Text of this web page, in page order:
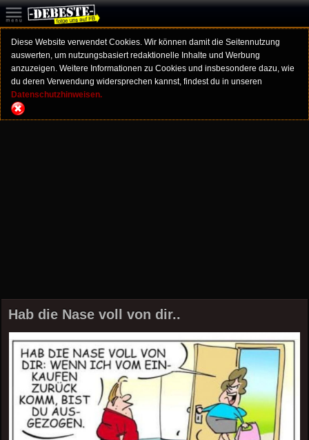
Diese Website verwendet Cookies. Wir können damit die Seitennutzung
auswerten, um nutzungsbasiert redaktionelle Inhalte und Werbung
anzuzeigen. Weitere Informationen zu Cookies und insbesondere dazu, wie
du deren Verwendung widersprechen kannst, findest du in unseren
Datenschutzhinweisen.
Hab die Nase voll von dir..